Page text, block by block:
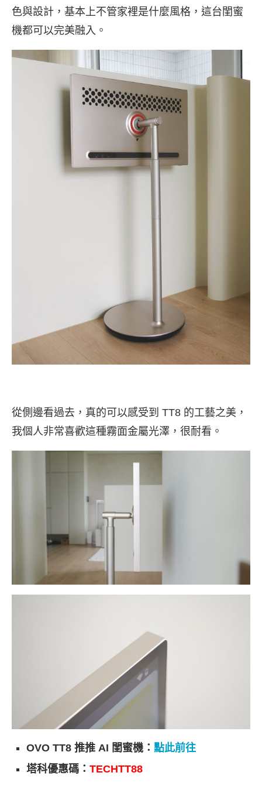
色與設計，基本上不管家裡是什麼風格，這台閨蜜
機都可以完美融入。
從側邊看過去，真的可以感受到 TT8 的工藝之美，
我個人非常喜歡這種霧面金屬光澤，很耐看。
OVO TT8 推推 AI 閨蜜機： 點此前往
塔科優惠碼： TECHTT88